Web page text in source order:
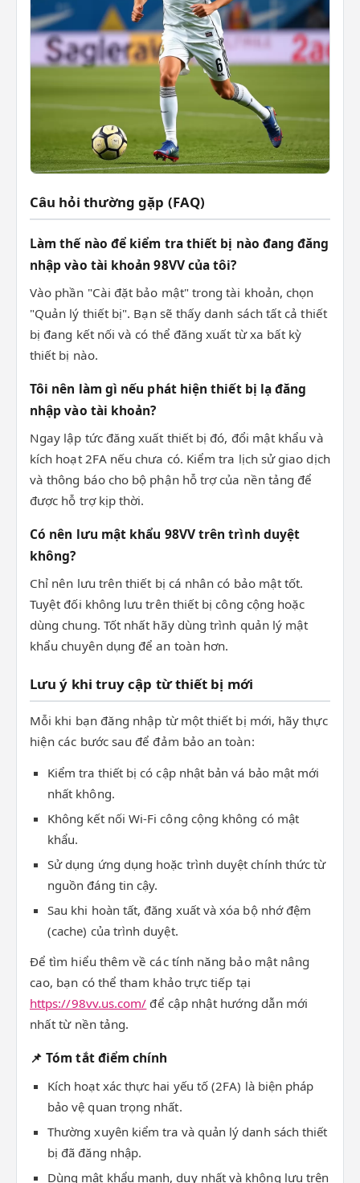
Câu hỏi thường gặp (FAQ)
Làm thế nào để kiểm tra thiết bị nào đang đăng
nhập vào tài khoản 98VV của tôi?
Vào phần "Cài đặt bảo mật" trong tài khoản, chọn
"Quản lý thiết bị". Bạn sẽ thấy danh sách tất cả thiết
bị đang kết nối và có thể đăng xuất từ xa bất kỳ
thiết bị nào.
Tôi nên làm gì nếu phát hiện thiết bị lạ đăng
nhập vào tài khoản?
Ngay lập tức đăng xuất thiết bị đó, đổi mật khẩu và
kích hoạt 2FA nếu chưa có. Kiểm tra lịch sử giao dịch
và thông báo cho bộ phận hỗ trợ của nền tảng để
được hỗ trợ kịp thời.
Có nên lưu mật khẩu 98VV trên trình duyệt
không?
Chỉ nên lưu trên thiết bị cá nhân có bảo mật tốt.
Tuyệt đối không lưu trên thiết bị công cộng hoặc
dùng chung. Tốt nhất hãy dùng trình quản lý mật
khẩu chuyên dụng để an toàn hơn.
Lưu ý khi truy cập từ thiết bị mới
Mỗi khi bạn đăng nhập từ một thiết bị mới, hãy thực
hiện các bước sau để đảm bảo an toàn:
Kiểm tra thiết bị có cập nhật bản vá bảo mật mới
nhất không.
Không kết nối Wi-Fi công cộng không có mật
khẩu.
Sử dụng ứng dụng hoặc trình duyệt chính thức từ
nguồn đáng tin cậy.
Sau khi hoàn tất, đăng xuất và xóa bộ nhớ đệm
(cache) của trình duyệt.
Để tìm hiểu thêm về các tính năng bảo mật nâng
cao, bạn có thể tham khảo trực tiếp tại
https://98vv.us.com/ để cập nhật hướng dẫn mới
nhất từ nền tảng.
📌 Tóm tắt điểm chính
Kích hoạt xác thực hai yếu tố (2FA) là biện pháp
bảo vệ quan trọng nhất.
Thường xuyên kiểm tra và quản lý danh sách thiết
bị đã đăng nhập.
Dùng mật khẩu mạnh, duy nhất và không lưu trên